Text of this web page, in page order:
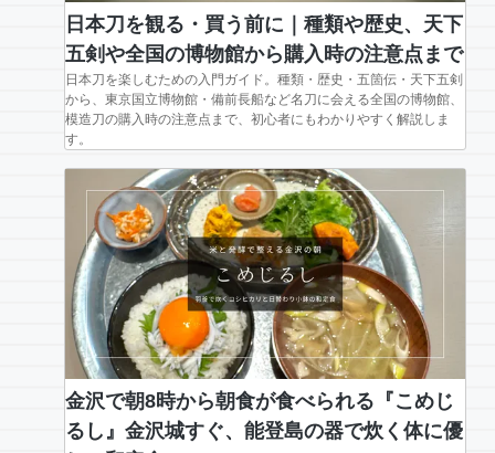
日本刀を観る・買う前に｜種類や歴史、天下
五剣や全国の博物館から購入時の注意点まで
日本刀を楽しむための入門ガイド。種類・歴史・五箇伝・天下五剣
から、東京国立博物館・備前長船など名刀に会える全国の博物館、
模造刀の購入時の注意点まで、初心者にもわかりやすく解説しま
す。
金沢で朝8時から朝食が食べられる『こめじ
るし』金沢城すぐ、能登島の器で炊く体に優